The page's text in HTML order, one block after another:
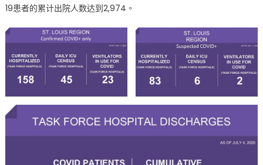
19患者的累计出院人数达到2,974。